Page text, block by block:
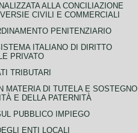
ALLA CONCILIAZIONE
CIVILI E COMMERCIALI
PENITENZIARIO
ITALIANO DI DIRITTO
PRIVATO
TRIBUTARI
MATERIA DI TUTELA E SOSTEGNO
E DELLA PATERNITÀ
PUBBLICO IMPIEGO
ENTI LOCALI